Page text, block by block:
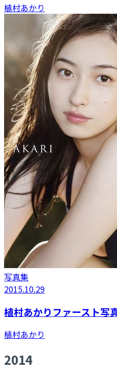
植村あかり
写真集
2015.10.29
植村あかりファースト写
植村あかり
2014